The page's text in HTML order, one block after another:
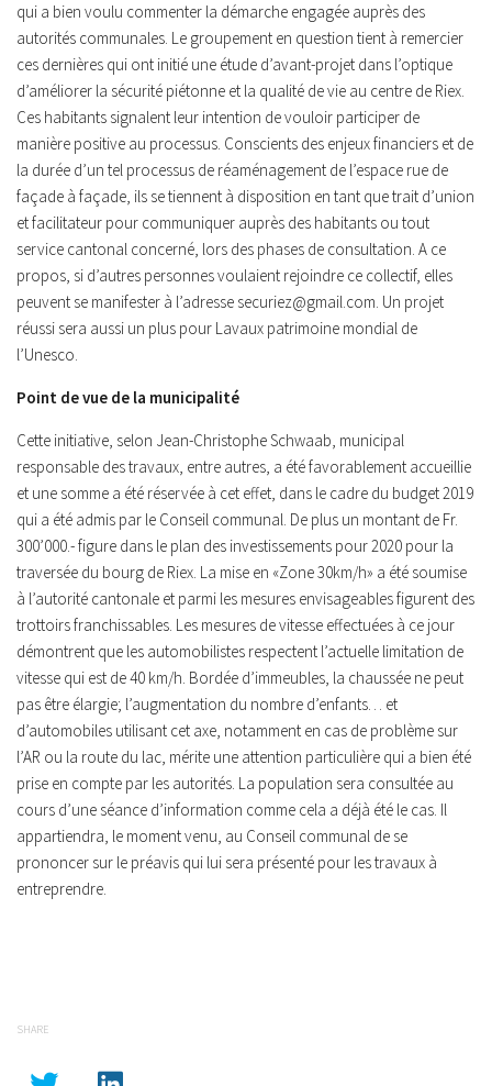
qui a bien voulu commenter la démarche engagée auprès des
autorités communales. Le groupement en question tient à remercier
ces dernières qui ont initié une étude d’avant-projet dans l’optique
d’améliorer la sécurité piétonne et la qualité de vie au centre de Riex.
Ces habitants signalent leur intention de vouloir participer de
manière positive au processus. Conscients des enjeux financiers et de
la durée d’un tel processus de réaménagement de l’espace rue de
façade à façade, ils se tiennent à disposition en tant que trait d’union
et facilitateur pour communiquer auprès des habitants ou tout
service cantonal concerné, lors des phases de consultation. A ce
propos, si d’autres personnes voulaient rejoindre ce collectif, elles
peuvent se manifester à l’adresse securiez@gmail.com. Un projet
réussi sera aussi un plus pour Lavaux patrimoine mondial de
l’Unesco.
Point de vue de la municipalité
Cette initiative, selon Jean-Christophe Schwaab, municipal
responsable des travaux, entre autres, a été favorablement accueillie
et une somme a été réservée à cet effet, dans le cadre du budget 2019
qui a été admis par le Conseil communal. De plus un montant de Fr.
300’000.- figure dans le plan des investissements pour 2020 pour la
traversée du bourg de Riex. La mise en «Zone 30km/h» a été soumise
à l’autorité cantonale et parmi les mesures envisageables figurent des
trottoirs franchissables. Les mesures de vitesse effectuées à ce jour
démontrent que les automobilistes respectent l’actuelle limitation de
vitesse qui est de 40 km/h. Bordée d’immeubles, la chaussée ne peut
pas être élargie; l’augmentation du nombre d’enfants… et
d’automobiles utilisant cet axe, notamment en cas de problème sur
l’AR ou la route du lac, mérite une attention particulière qui a bien été
prise en compte par les autorités. La population sera consultée au
cours d’une séance d’information comme cela a déjà été le cas. Il
appartiendra, le moment venu, au Conseil communal de se
prononcer sur le préavis qui lui sera présenté pour les travaux à
entreprendre.
SHARE